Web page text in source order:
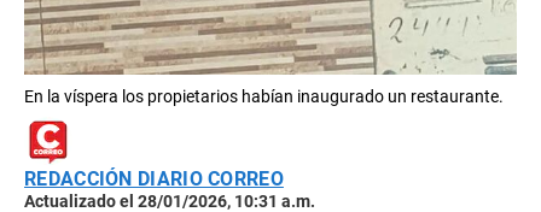
En la víspera los propietarios habían inaugurado un restaurante.
REDACCIÓN DIARIO CORREO
Actualizado el 28/01/2026, 10:31 a.m.